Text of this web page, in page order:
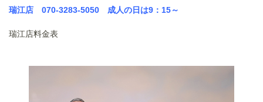
瑞江店 070-3283-5050 成人の日は9：15～
瑞江店料金表